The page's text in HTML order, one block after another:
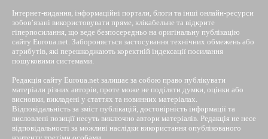
Інтернет-видання, інформаційні портали, блоги та інші онлайн-ресурси
зобов’язані використовувати пряме, клікабельне та відкрите
гіперпосилання, що веде безпосередньо на оригінальну публікацію
сайту Euroua.net. Забороняється застосування технічних обмежень або
атрибутів, які перешкоджають коректній індексації посилання
пошуковими системами.
Редакція сайту Euroua.net залишає за собою право публікувати
матеріали різних авторів, проте може не поділяти думки, оцінки або
висновки, викладені у статтях та новинних матеріалах.
Відповідальність за зміст публікацій, достовірність інформації та
висловлені позиції несуть виключно автори матеріалів. Редакція не несе
відповідальності за можливі наслідки використання опублікованого